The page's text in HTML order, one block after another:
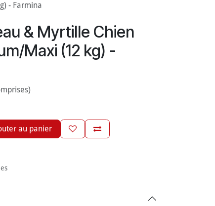
- Farmina
& Myrtille Chien
Maxi (12 kg) -
au panier